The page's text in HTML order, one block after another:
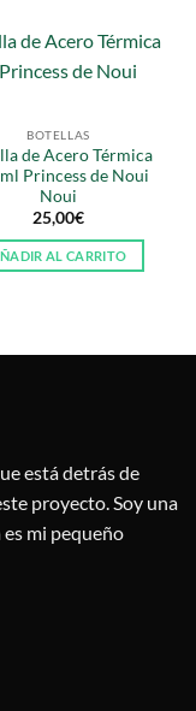
producto
BOTELLAS
de Acero Térmica
Princess de Noui
Noui
25,00€
AL CARRITO
está detrás de
proyecto. Soy una
mi pequeño